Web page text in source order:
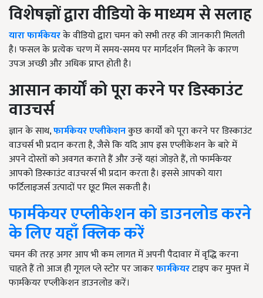
विशेषज्ञोंद्वारावीडियोकेमाध्यमसेसलाह
यारा फार्मकेयरके वीडियो द्वारा चमन को सभी तरह की जानकारी मिलती
है। फसल के प्रत्येक चरण में समय-समय पर मार्गदर्शन मिलने के कारण
उपज अच्छी और अधिक प्राप्त होती है।
आसानकार्योंकोपूराकरनेपरडिस्काउंट
वाउचर्स
ज्ञान के साथ,फार्मकेयर एप्लीकेशनकुछ कार्यों को पूरा करने पर डिस्काउंट
वाउचर्स भी प्रदान करता है, जैसे कि यदि आप इस एप्लीकेशन के बारे में
अपने दोस्तों को अवगत कराते हैं और उन्हें यहां जोड़ते हैं, तो फार्मकेयर
आपको डिस्काउंट वाउचरर्स भी प्रदान करता है। इससे आपको यारा
फर्टिलाइजर्स उत्पादों पर छूट मिल सकती है।
फार्मकेयरएप्लीकेशनकोडाउनलोडकरने
केलिएयहाँक्लिककरें
चमन की तरह अगर आप भी कम लागत में अपनी पैदावार में वृद्धि करना
चाहते हैं तो आज ही गूगल प्ले स्टोर पर जाकरफार्मकेयरटाइप कर मुफ्त में
फार्मकेयर एप्लीकेशन डाउनलोड करें।